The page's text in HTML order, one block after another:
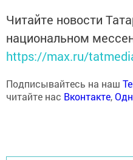
Читайте новости
национальном
https://max.ru/
Подписывайтесь на наш
читайте нас Вконтакте,